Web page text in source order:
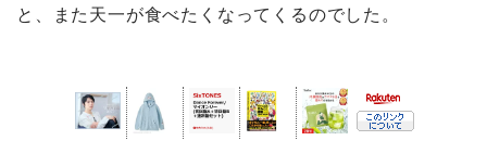
と、また天一が食べたくなってくるのでした。